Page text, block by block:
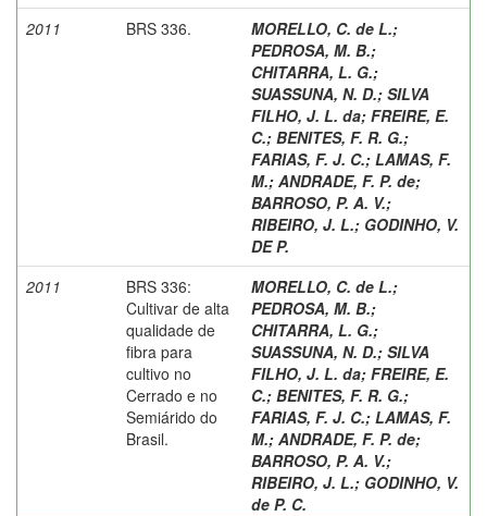
2011
BRS 336. MORELLO, C. de L.;
PEDROSA, M. B.;
CHITARRA, L. G.;
SUASSUNA, N. D.; SILVA
FILHO, J. L. da; FREIRE, E.
C.; BENITES, F. R. G.;
FARIAS, F. J. C.; LAMAS, F.
M.; ANDRADE, F. P. de;
BARROSO, P. A. V.;
RIBEIRO, J. L.; GODINHO, V.
DE P.
2011
BRS 336:
Cultivar de alta
qualidade de
fibra para
cultivo no
Cerrado e no
Semiárido do
Brasil.
MORELLO, C. de L.;
PEDROSA, M. B.;
CHITARRA, L. G.;
SUASSUNA, N. D.; SILVA
FILHO, J. L. da; FREIRE, E.
C.; BENITES, F. R. G.;
FARIAS, F. J. C.; LAMAS, F.
M.; ANDRADE, F. P. de;
BARROSO, P. A. V.;
RIBEIRO, J. L.; GODINHO, V.
de P. C.